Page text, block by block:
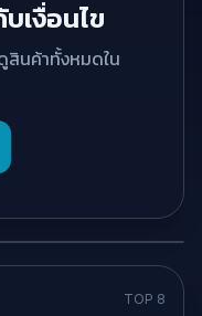
เงื่อนไข
สินค้าทั้งหมดใน
TOP 8